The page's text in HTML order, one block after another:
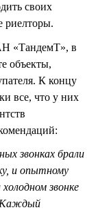
своих
риелторы.
«ТандемТ», в
объекты,
К концу
все, что у них
звонках брали
и опытному
звонке
Каждый